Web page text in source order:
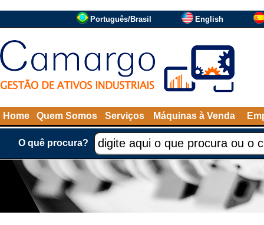
Português/Brasil English
Home Quem Somos Serviços Máquinas à Venda
O quê procura?